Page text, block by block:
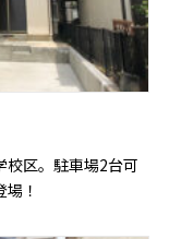
校区。駐車場2台可
！